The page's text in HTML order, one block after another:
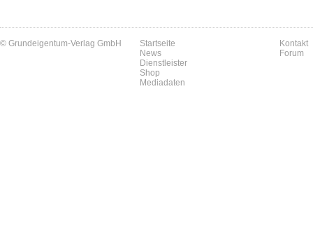
© Grundeigentum-Verlag GmbH
Startseite
News
Dienstleister
Shop
Mediadaten
Kontakt
Forum